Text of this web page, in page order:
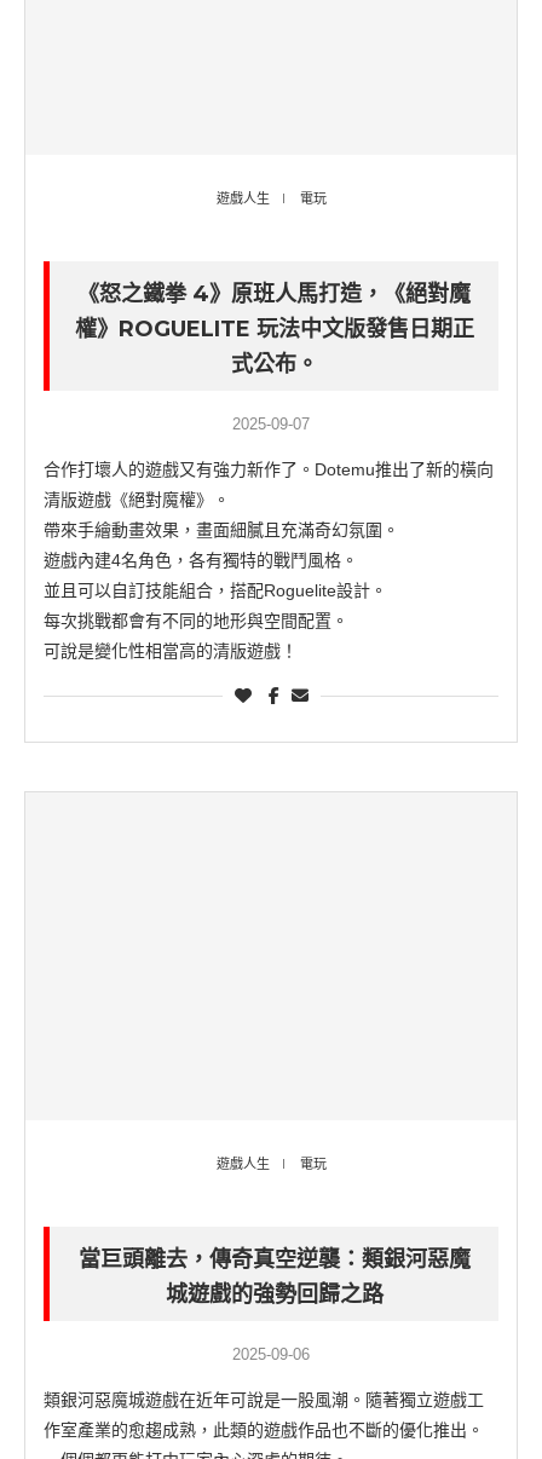
遊戲人生 電玩
《怒之鐵拳 4》原班人馬打造，《絕對魔
權》ROGUELITE 玩法中文版發售日期正
式公布。
2025-09-07
合作打壞人的遊戲又有強力新作了。Dotemu推出了新的橫向
清版遊戲《絕對魔權》。
帶來手繪動畫效果，畫面細膩且充滿奇幻氛圍。
遊戲內建4名角色，各有獨特的戰鬥風格。
並且可以自訂技能組合，搭配Roguelite設計。
每次挑戰都會有不同的地形與空間配置。
可說是變化性相當高的清版遊戲！
遊戲人生 電玩
當巨頭離去，傳奇真空逆襲：類銀河惡魔
城遊戲的強勢回歸之路
2025-09-06
類銀河惡魔城遊戲在近年可說是一股風潮。隨著獨立遊戲工
作室產業的愈趨成熟，此類的遊戲作品也不斷的優化推出。